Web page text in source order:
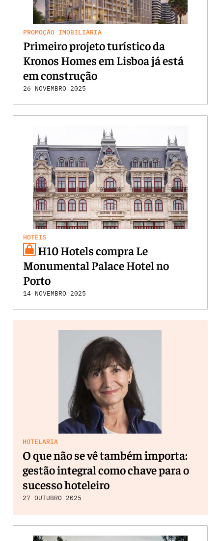
PROMOÇÃO IMOBILIÁRIA
Primeiro projeto turístico da
Kronos Homes em Lisboa já está
em construção
26 NOVEMBRO 2025
HOTÉIS
H10 Hotels compra Le
Monumental Palace Hotel no
Porto
14 NOVEMBRO 2025
HOTELARIA
O que não se vê também importa:
gestão integral como chave para o
sucesso hoteleiro
27 OUTUBRO 2025